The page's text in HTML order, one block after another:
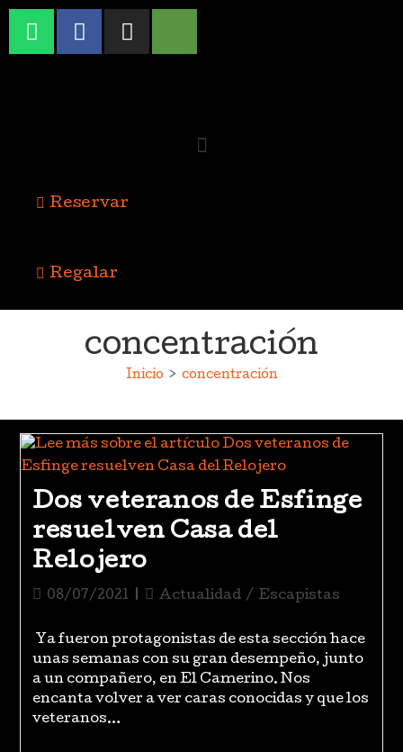
Reservar
Regalar
concentración
Inicio > concentración
Dos veteranos de Esfinge
resuelven Casa del
Relojero
08/07/2021 Actualidad / Escapistas
Ya fueron protagonistas de esta sección hace
unas semanas con su gran desempeño, junto
a un compañero, en El Camerino. Nos
encanta volver a ver caras conocidas y que los
veteranos…